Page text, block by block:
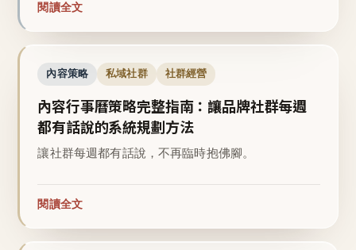
閱讀全文
內容策略 私域社群 社群經營
內容行事曆策略完整指南：讓品牌社群每週
都有話說的系統規劃方法
讓社群每週都有話說，不再臨時抱佛腳。
閱讀全文